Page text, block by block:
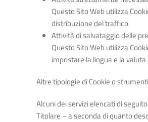
Questo Sito Web utilizza
distribuzione del traffico.
Attività di salvataggio delle
Questo Sito Web utilizza
impostare la lingua e la
Altre tipologie di Cookie o
Alcuni dei servizi elencati di
Titolare – a seconda di quanto